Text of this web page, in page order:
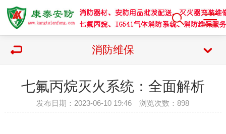
消防维保
七氟丙烷灭火系统：全面解析
发布日期：2023-06-10 19:46 浏览次数：898